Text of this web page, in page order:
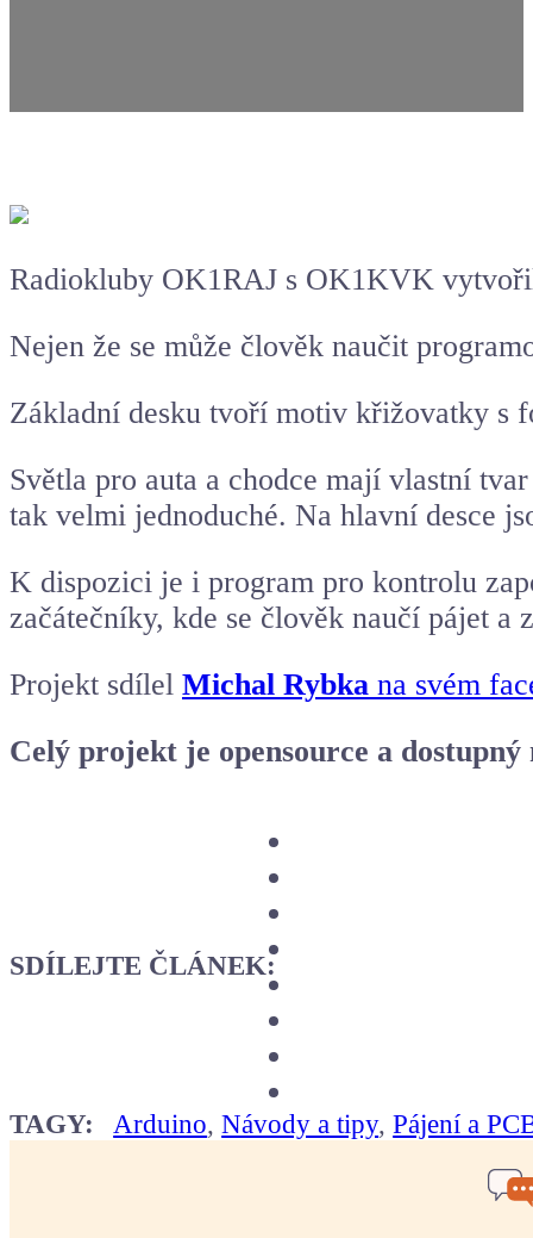
Radiokluby OK1RAJ s OK1KVK
Nejen že se může člověk naučit
Základní desku tvoří motiv křižovatky s
Světla pro auta a chodce mají vlastní
tak velmi jednoduché. Na hlavní desce
K dispozici je i program pro kontrolu
začátečníky, kde se člověk naučí pájet a
Projekt sdílel Michal Rybka na svém
Celý projekt je opensource a
SDÍLEJTE ČLÁNEK:
TAGY: Arduino,Návody a tipy,Pájení a